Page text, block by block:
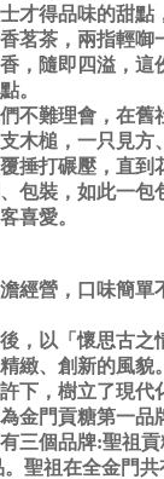
才得品味的甜
茗茶，兩指輕啣
，隨即四溢，這
。
不難理會，在舊
木槌，一只見方
捶打碾壓，直到
包裝，如此一包
喜愛。
經營，口味簡單
，以「懷思古之
緻、創新的風貌
下，樹立了現代
金門貢糖第一品
三個品牌:聖祖
聖祖在全金門